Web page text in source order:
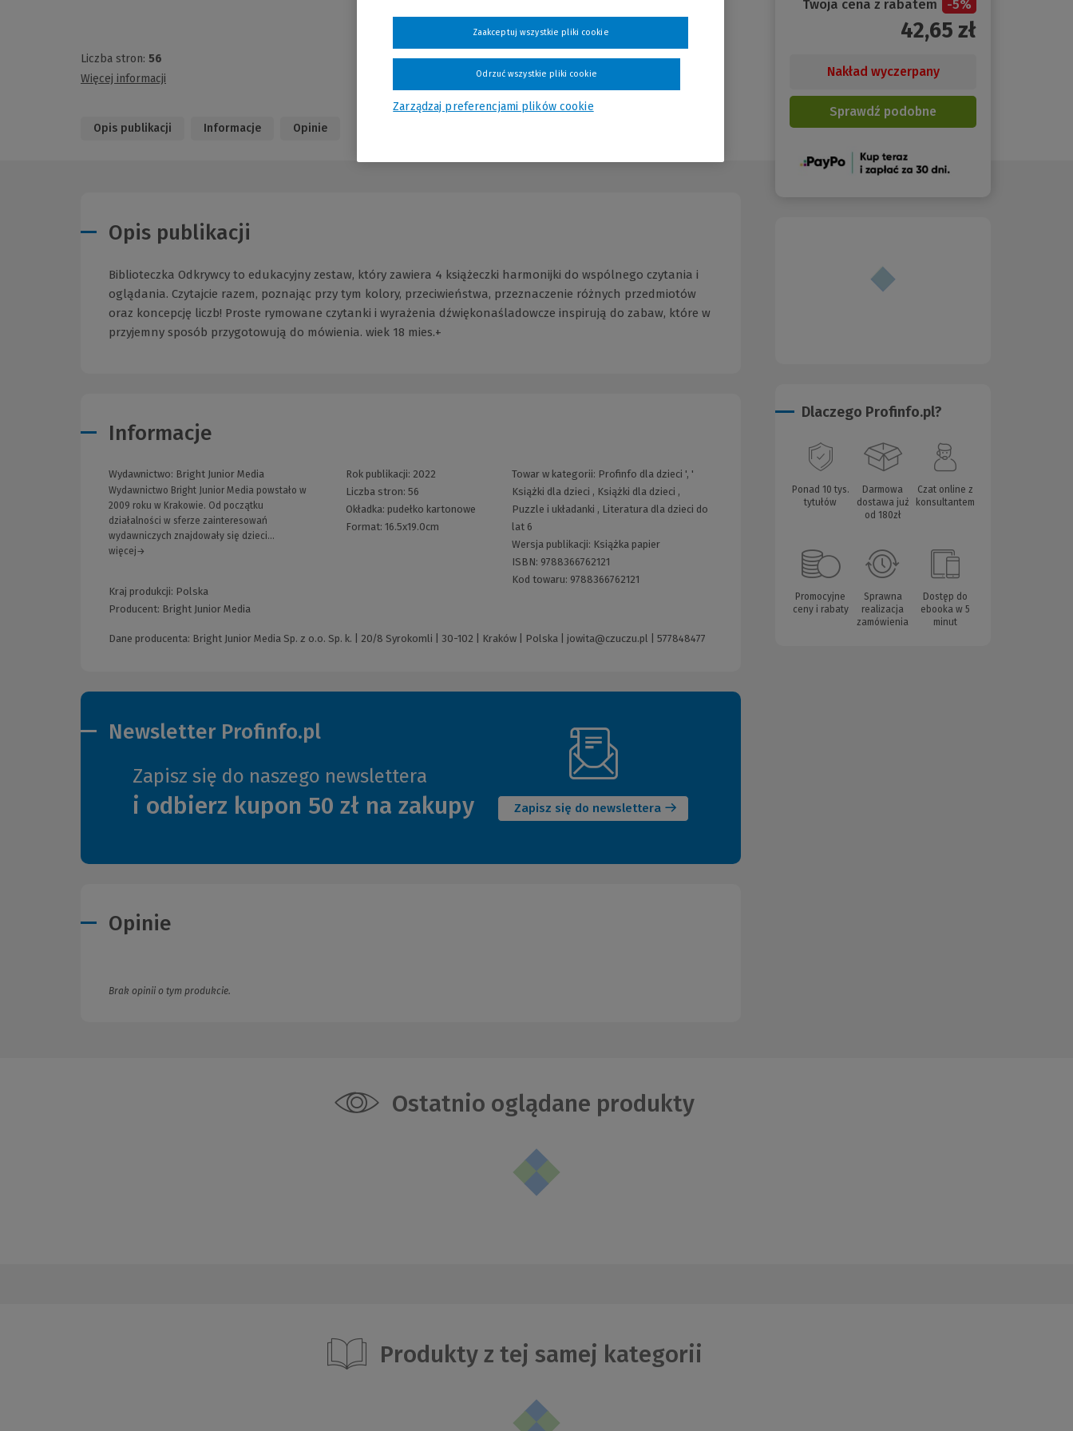
Liczba stron: 56
Więcej informacji
Opis publikacji Informacje Opinie
Opis publikacji
Biblioteczka Odkrywcy to edukacyjny zestaw, który zawiera 4 książeczki harmonijki do wspólnego czytania i
oglądania. Czytajcie razem, poznając przy tym kolory, przeciwieństwa, przeznaczenie różnych przedmiotów
oraz koncepcję liczb! Proste rymowane czytanki i wyrażenia dźwiękonaśladowcze inspirują do zabaw, które w
przyjemny sposób przygotowują do mówienia. wiek 18 mies.+
Informacje
Wydawnictwo: Bright Junior Media
Wydawnictwo Bright Junior Media powstało w
2009 roku w Krakowie. Od początku
działalności w sferze zainteresowań
wydawniczych znajdowały się dzieci...
więcej→
Kraj produkcji: Polska
Producent: Bright Junior Media
Rok publikacji: 2022
Liczba stron: 56
Okładka: pudełko kartonowe
Format: 16.5x19.0cm
Towar w kategorii: Profinfo dla dzieci ', '
Książki dla dzieci , Książki dla dzieci ,
Puzzle i układanki , Literatura dla dzieci do
lat 6
Wersja publikacji: Książka papier
ISBN: 9788366762121
Kod towaru: 9788366762121
Dane producenta: Bright Junior Media Sp. z o.o. Sp. k. | 20/8 Syrokomli | 30-102 | Kraków | Polska | jowita@czuczu.pl 577848477
Newsletter Profinfo.pl
Zapisz się do naszego newslettera
i odbierz kupon 50 zł na zakupy Zapisz się do newslettera
okno)
Opinie
Brak opinii o tym produkcie.
Twoja cena z rabatem -5%
42,65 zł
Nakład wyczerpany
Sprawdź podobne
(Nowe
Dlaczego Profinfo.pl?
Ponad 10 tys.
tytułów
Darmowa
dostawa już
od 180zł
Czat online z
konsultantem
Promocyjne
ceny i rabaty
Sprawna
realizacja
zamówienia
Dostęp do
ebooka w 5
minut
Ostatnio oglądane produkty
Produkty z tej samej kategorii
Zarządzaj preferencjami plików cookie
Odrzuć wszystkie pliki cookie
Zaakceptuj wszystkie pliki cookie